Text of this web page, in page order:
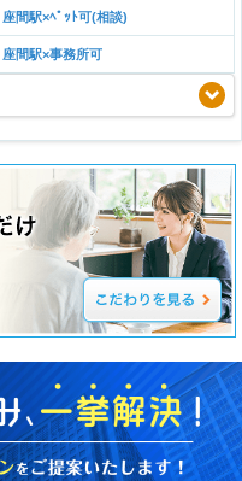
座間駅×ﾍﾟｯﾄ可(相談)
座間駅×事務所可